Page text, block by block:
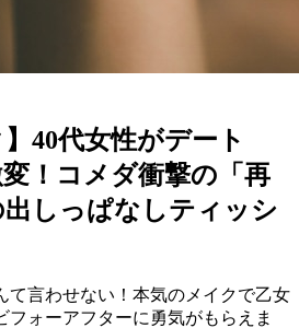
40代女性がデート
！コメダ衝撃の「再
しっぱなしティッシ
て言わせない！本気のメイクで乙女
フォーアフターに勇気がもらえま